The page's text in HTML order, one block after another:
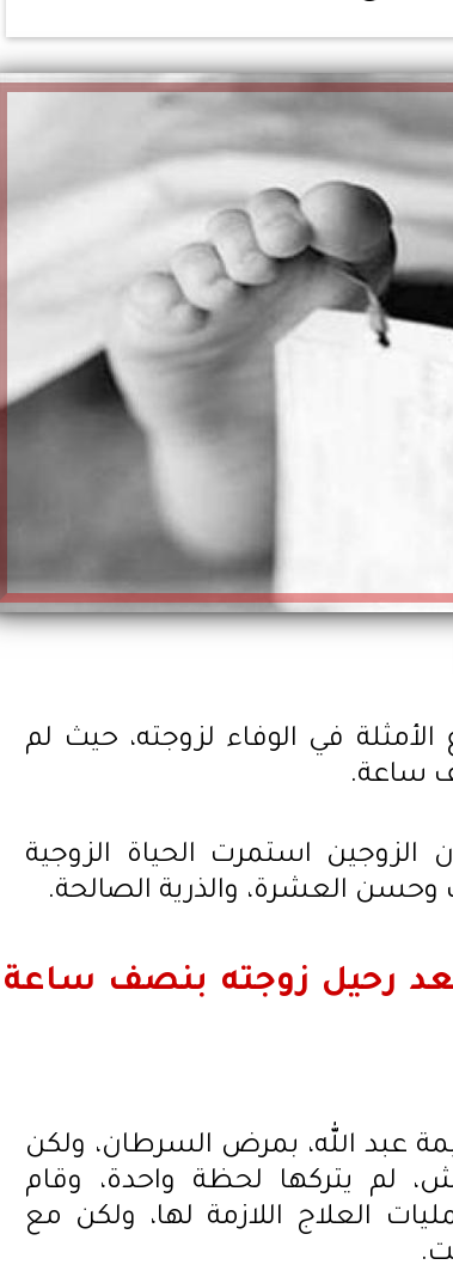
في الوفاء لزوجته، حيث لم
ساعة.
استمرت الحياة الزوجية
رحيل زوجته بنصف ساعة
عبد الله، بمرض السرطان، ولكن
لم يتركها لحظة واحدة، وقام
العلاج اللازمة لها، ولكن مع